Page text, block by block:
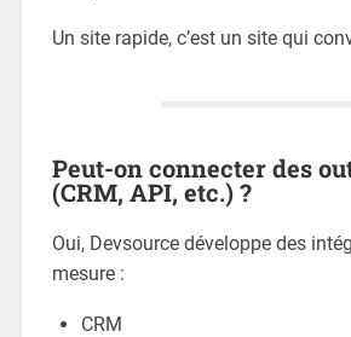
Un site rapide, c’est un site qui
Peut-on connecter des
(CRM, API, etc.) ?
Oui, Devsource développe des
mesure :
CRM